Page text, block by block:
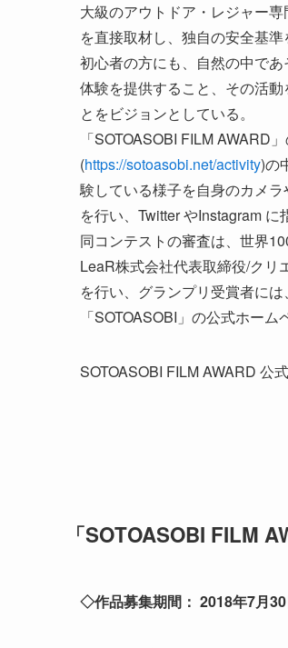
大級のアウトドア・レジャー
を直接取材し、独自の安全基
初心者の方にも、自然の中で
体験を提供すること、その活
とをビジョンとしている。
「SOTOASOBI FILM AWARD
(https://sotoasobi.net/activity)の
験している様子を自身のカメ
を行い、Twitter やInstagram に
同コンテストの審査は、世界
LeaR株式会社代表取締役/クリ
を行い、グランプリ受賞者に
「SOTOASOBI」の公式ホーム
SOTOASOBI FILM AWARD 公
「SOTOASOBI FILM
◇作品募集期間： 2018年7月